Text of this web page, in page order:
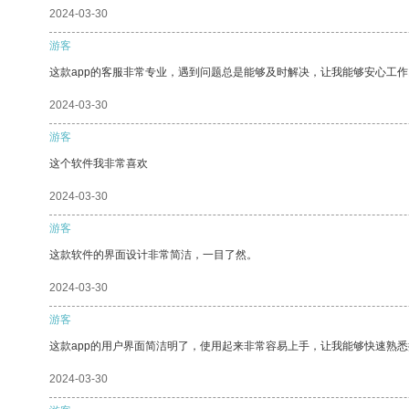
2024-03-30
游客
这款app的客服非常专业，遇到问题总是能够及时解决，让我能够安心工作
2024-03-30
游客
这个软件我非常喜欢
2024-03-30
游客
这款软件的界面设计非常简洁，一目了然。
2024-03-30
游客
这款app的用户界面简洁明了，使用起来非常容易上手，让我能够快速熟悉
2024-03-30